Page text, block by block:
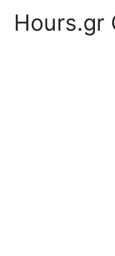
Hours.gr